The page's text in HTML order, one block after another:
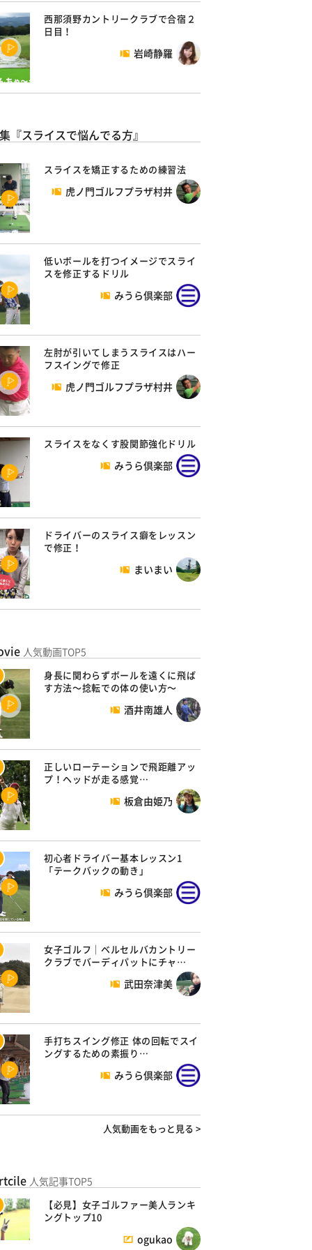
西那須野カントリークラブで合宿２
日目！
岩崎静羅
『スライスで悩んでる方』
スライスを矯正するための練習法
虎ノ門ゴルフプラザ村井
低いボールを打つイメージでスライ
スを修正するドリル
みうら倶楽部
左肘が引いてしまうスライスはハー
フスイングで修正
虎ノ門ゴルフプラザ村井
スライスをなくす股関節強化ドリル
みうら倶楽部
ドライバーのスライス癖をレッスン
で修正！
まいまい
人気動画TOP5
身長に関わらずボールを遠くに飛ば
す方法～捻転での体の使い方～
酒井南雄人
正しいローテーションで飛距離アッ
プ！ヘッドが走る感覚…
板倉由姫乃
初心者ドライバー基本レッスン1
「テークバックの動き」
みうら倶楽部
女子ゴルフ｜ベルセルバカントリー
クラブでバーディパットにチャ…
武田奈津美
手打ちスイング修正 体の回転でスイ
ングするための素振り…
みうら倶楽部
人気動画をもっと見る >
人気記事TOP5
【必見】女子ゴルファー美人ランキ
ングトップ10
ogukao